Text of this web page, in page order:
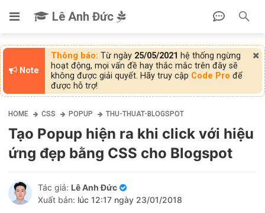
Lê Anh Đức
Note
Thông báo: Từ ngày 25/05/2021 hệ thống ngừng
hoạt động, mọi vấn đề hay thắc mắc trên đây sẽ
không được giải quyết. Hãy truy cập Code Pro để
được hỗ trợ!
HOME CSS POPUP THU-THUAT-BLOGSPOT
Tạo Popup hiện ra khi click với hiệu
ứng đẹp bằng CSS cho Blogspot
Tác giả: Lê Anh Đức
Xuất bản: lúc 12:17 ngày 23/01/2018